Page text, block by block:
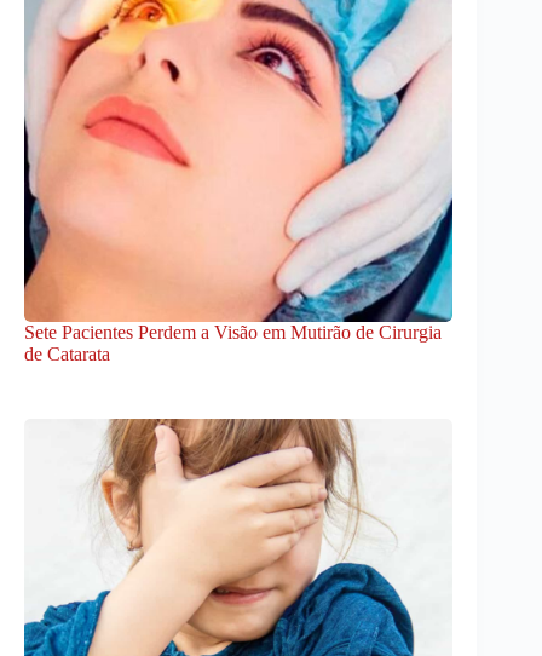
Sete Pacientes Perdem a Visão em Mutirão de Cirurgia
de Catarata